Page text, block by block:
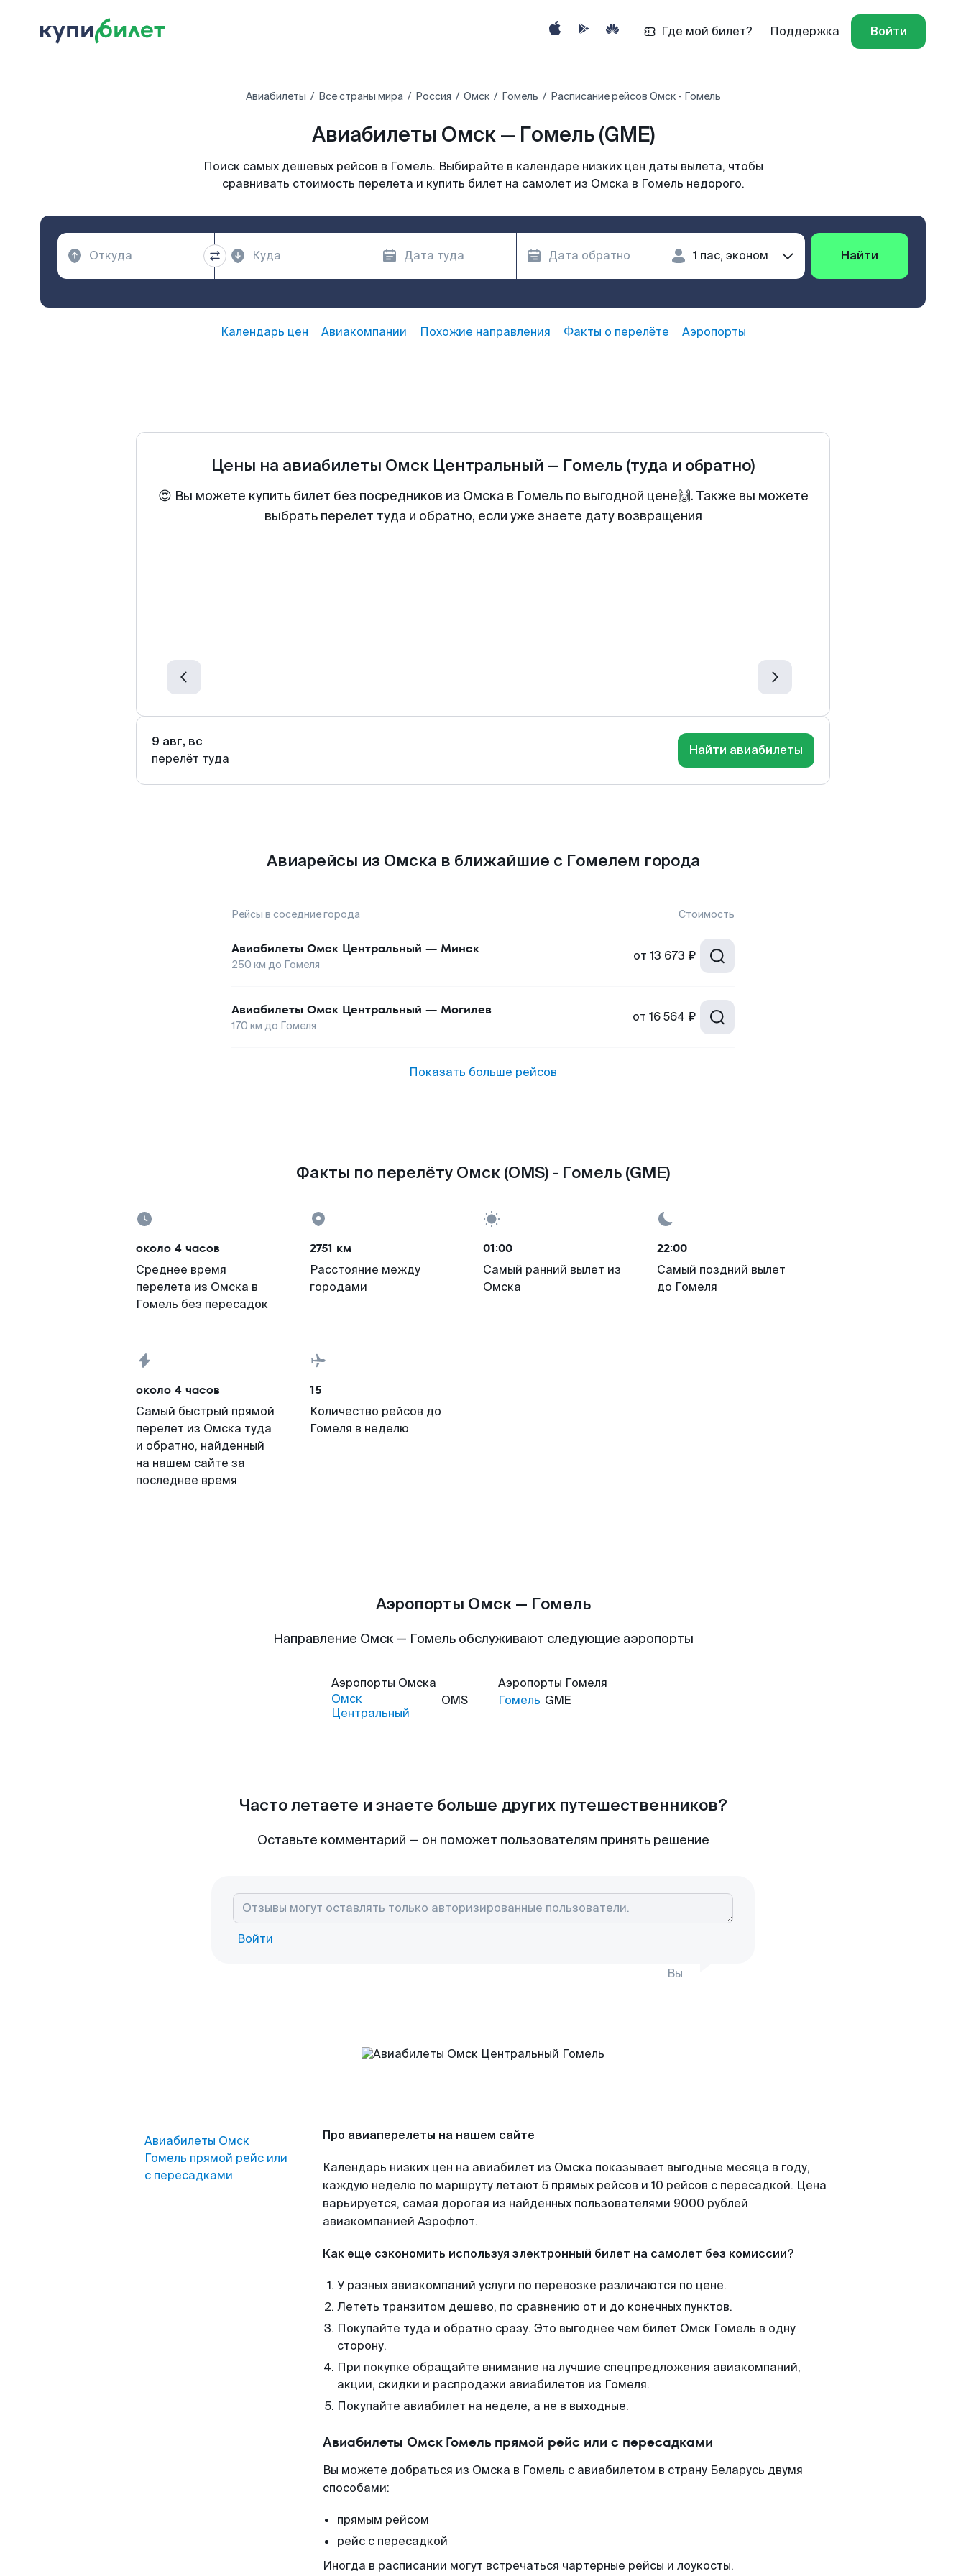
Где мой билет? Поддержка Войти
Авиабилеты Все страны мира Россия Омск Гомель Расписание рейсов Омск - Гомель
Авиабилеты Омск — Гомель (GME)
Поиск самых дешевых рейсов в Гомель. Выбирайте в календаре низких цен даты вылета, чтобы
сравнивать стоимость перелета и купить билет на самолет из Омска в Гомель недорого.
Найти
Календарь цен Авиакомпании Похожие направления Факты о перелёте Аэропорты
Цены на авиабилеты Омск Центральный — Гомель (туда и обратно)
😍 Вы можете купить билет без посредников из Омска в Гомель по выгодной цене🙌. Также вы можете
выбрать перелет туда и обратно, если уже знаете дату возвращения
9 авг, вс
перелёт туда
Найти авиабилеты
Авиарейсы из Омска в ближайшие с Гомелем города
Рейсы в соседние города Стоимость
Авиабилеты Омск Центральный — Минск
250 км до Гомеля
от 13 673 ₽
Авиабилеты Омск Центральный — Могилев
170 км до Гомеля
от 16 564 ₽
Показать больше рейсов
Факты по перелёту Омск (OMS) - Гомель (GME)
около 4 часов
Среднее время
перелета из Омска в
Гомель без пересадок
2751 км
Расстояние между
городами
01:00
Самый ранний вылет из
Омска
22:00
Самый поздний вылет
до Гомеля
около 4 часов
Самый быстрый прямой
перелет из Омска туда
и обратно, найденный
на нашем сайте за
последнее время
15
Количество рейсов до
Гомеля в неделю
Аэропорты Омск — Гомель
Направление Омск — Гомель обслуживают следующие аэропорты
Аэропорты Омска
Омск
Центральный
OMS
Аэропорты Гомеля
Гомель GME
Часто летаете и знаете больше других путешественников?
Оставьте комментарий — он поможет пользователям принять решение
Войти
Вы
Авиабилеты Омск
Гомель прямой рейс или
с пересадками
Про авиаперелеты на нашем сайте
Календарь низких цен на авиабилет из Омска показывает выгодные месяца в году,
каждую неделю по маршруту летают 5 прямых рейсов и 10 рейсов с пересадкой. Цена
варьируется, самая дорогая из найденных пользователями 9000 рублей
авиакомпанией Аэрофлот.
Как еще сэкономить используя электронный билет на самолет без комиссии?
У разных авиакомпаний услуги по перевозке различаются по цене.
Лететь транзитом дешево, по сравнению от и до конечных пунктов.
Покупайте туда и обратно сразу. Это выгоднее чем билет Омск Гомель в одну
сторону.
При покупке обращайте внимание на лучшие спецпредложения авиакомпаний,
акции, скидки и распродажи авиабилетов из Гомеля.
Покупайте авиабилет на неделе, а не в выходные.
Авиабилеты Омск Гомель прямой рейс или с пересадками
Вы можете добраться из Омска в Гомель с авиабилетом в страну Беларусь двумя
способами:
прямым рейсом
рейс с пересадкой
Иногда в расписании могут встречаться чартерные рейсы и лоукосты.